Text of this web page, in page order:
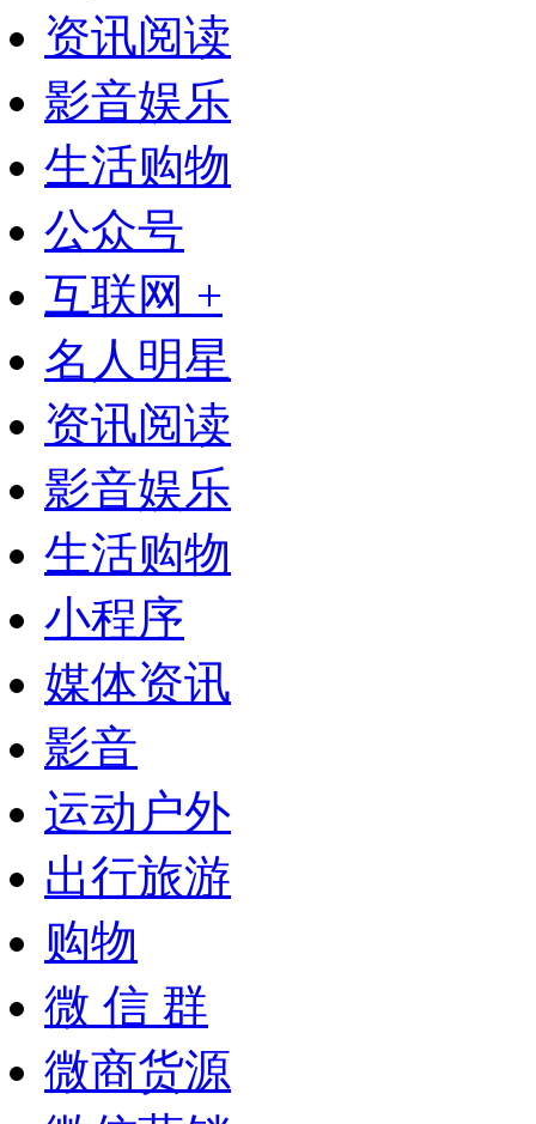
资讯阅读
影音娱乐
生活购物
公众号
互联网 +
名人明星
资讯阅读
影音娱乐
生活购物
小程序
媒体资讯
影音
运动户外
出行旅游
购物
微 信 群
微商货源